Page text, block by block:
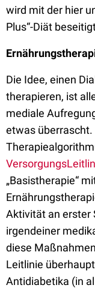
wird mit der hier
Plus“-Diät
Die Idee, einen
therapieren, ist
mediale
etwas
„Basistherapie“
Aktivität an erster
irgendeiner
diese
Leitlinie
Antidiabetika (in